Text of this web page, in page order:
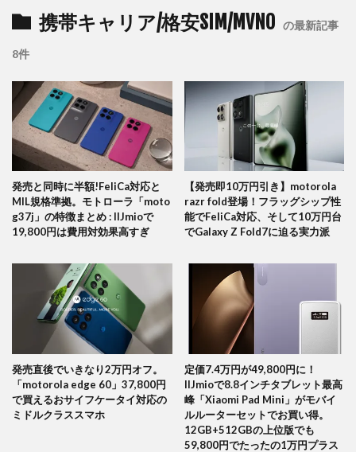
携帯キャリア/格安SIM/MVNO の最新記事
8件
発売と同時に半額!FeliCa対応と
MIL規格準拠。モトローラ「moto
g37j」の特徴まとめ : IIJmioで
19,800円は費用対効果高すぎ
【発売即10万円引き】motorola
razr fold登場！フラッグシップ性
能でFeliCa対応、そして10万円台
でGalaxy Z Fold7に迫る実力派
発売直後でいきなり2万円オフ。
「motorola edge 60」37,800円
で買えるおサイフケータイ対応の
ミドルクラススマホ
定価7.4万円が49,800円に！
IIJmioで8.8インチタブレット最高
峰「Xiaomi Pad Mini」がモバイ
ルルーターセットでお買い得。
12GB+512GBの上位版でも
59,800円でたったの1万円プラス